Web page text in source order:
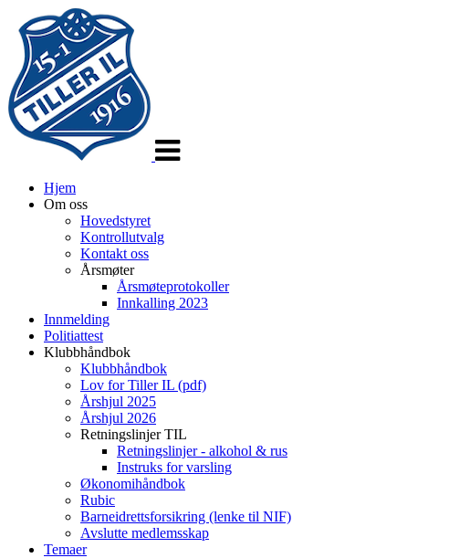
Hjem
Om oss
Hovedstyret
Kontrollutvalg
Kontakt oss
Årsmøter
Årsmøteprotokoller
Innkalling 2023
Innmelding
Politiattest
Klubbhåndbok
Klubbhåndbok
Lov for Tiller IL (pdf)
Årshjul 2025
Årshjul 2026
Retningslinjer TIL
Retningslinjer - alkohol & rus
Instruks for varsling
Økonomihåndbok
Rubic
Barneidrettsforsikring (lenke til NIF)
Avslutte medlemsskap
Temaer